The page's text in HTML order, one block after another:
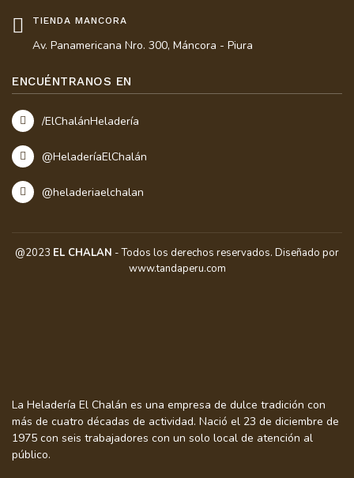
TIENDA MANCORA
Av. Panamericana Nro. 300, Máncora - Piura
ENCUÉNTRANOS EN
/ElChalánHeladería
@HeladeríaElChalán
@heladeriaelchalan
@2023 EL CHALAN - Todos los derechos reservados. Diseñado por
www.tandaperu.com
La Heladería El Chalán es una empresa de dulce tradición con
más de cuatro décadas de actividad. Nació el 23 de diciembre de
1975 con seis trabajadores con un solo local de atención al
público.